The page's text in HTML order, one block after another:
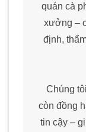
quán cà
xưởng –
định,
Chúng
còn đồng
tin cậy –